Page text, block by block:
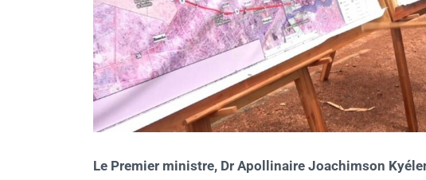
Le Premier ministre, Dr Apollinaire Joachimson